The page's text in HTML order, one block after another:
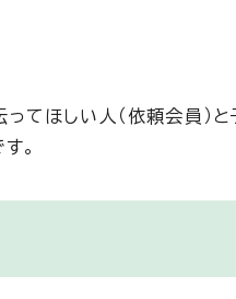
ってほしい人（依頼会員
。